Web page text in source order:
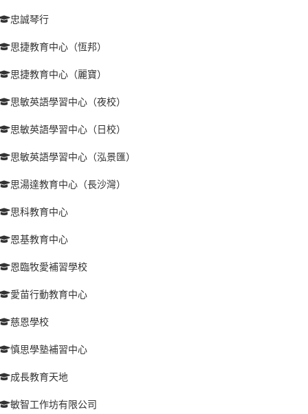
忠誠琴行
思捷教育中心（恆邦）
思捷教育中心（麗寶）
思敏英語學習中心（夜校）
思敏英語學習中心（日校）
思敏英語學習中心（泓景匯）
思湯達教育中心（長沙灣）
思科教育中心
恩基教育中心
恩臨牧愛補習學校
愛苗行動教育中心
慈恩學校
慎思學塾補習中心
成長教育天地
敏智工作坊有限公司